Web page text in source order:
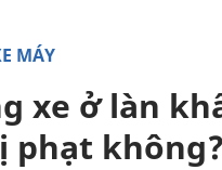
MÁY
xe ở làn
phạt không?